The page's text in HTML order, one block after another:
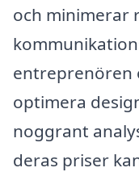
och minimerar
entreprenören
optimera
noggrant
deras priser